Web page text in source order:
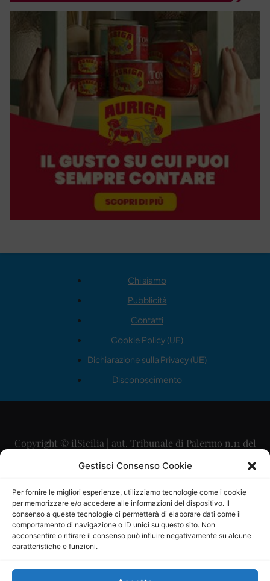
Gestisci Consenso Cookie
Per fornire le migliori esperienze, utilizziamo tecnologie come i cookie
per memorizzare e/o accedere alle informazioni del dispositivo. Il
consenso a queste tecnologie ci permetterà di elaborare dati come il
comportamento di navigazione o ID unici su questo sito. Non
acconsentire o ritirare il consenso può influire negativamente su alcune
caratteristiche e funzioni.
Chi siamo
Pubblicità
Contatti
Cookie Policy (UE)
Dichiarazione sulla Privacy (UE)
Disconoscimento
Copyright © ilSicilia | aut. Tribunale di Palermo n.11 del
29/09/2015
Direttore Editoriale: Maurizio Scaglione
Direttore Responsabile: Maria Calabrese